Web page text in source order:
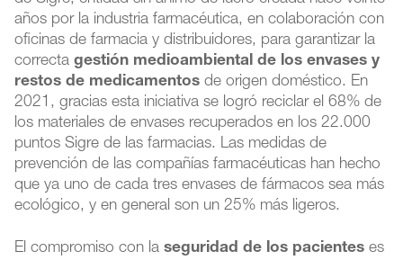
años por la industria farmacéutica, en colaboración con
oficinas de farmacia y distribuidores, para garantizar la
correctagestión medioambiental de los envases y
restos de medicamentos de origen doméstico. En
2021, gracias esta iniciativa se logró reciclar el 68% de
los materiales de envases recuperados en los 22.000
puntos Sigre de las farmacias. Las medidas de
prevención de las compañías farmacéuticas han hecho
que ya uno de cada tres envases de fármacos sea más
ecológico, y en general son un 25% más ligeros.
El compromiso con laseguridad de los pacientes es